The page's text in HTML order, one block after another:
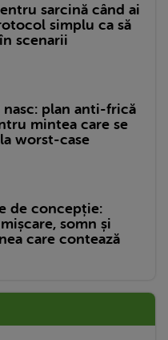
sarcină când ai
simplu ca să
scenarii
nasc: plan anti-frică
mintea care se
worst-case
de concepție:
somn și
care contează